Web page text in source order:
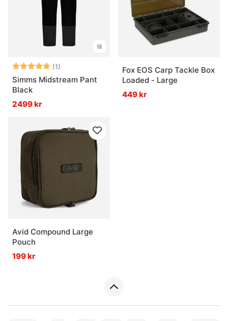
Betyg: (1)
5.0 utav 5 stjärnor
Simms Midstream Pant
Black
2499 kr
Fox EOS Carp Tackle Box
Loaded - Large
449 kr
Avid Compound Large
Pouch
199 kr